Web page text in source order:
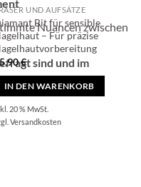
Nuancen zwischen
sind und im
werden.
UND AUFSÄTZE
Bit für sensible
– Für präzise
€
IN DEN WARENKORB
20 % MwSt.
Versandkosten